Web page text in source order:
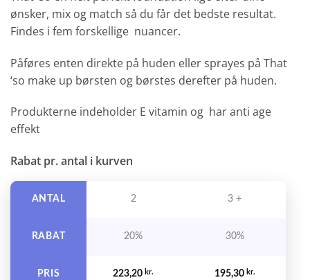
ønsker, mix og match så du får det bedste resultat.
Findes i fem forskellige nuancer.
Påføres enten direkte på huden eller sprayes på That
‘so make up børsten og børstes derefter på huden.
Produkterne indeholder E vitamin og har anti age
effekt
Rabat pr. antal i kurven
ANTAL
RABAT
PRIS
2 3 +
20% 30%
223,20 kr. 195,30 kr.